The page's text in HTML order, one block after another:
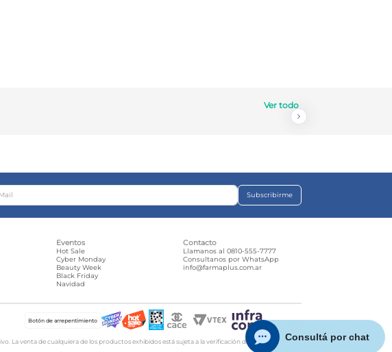
Ver todo
Subscribirme
Eventos
Hot Sale
Cyber Monday
Beauty Week
Black Friday
Navidad
Contacto
Llamanos al 0810-555-7777
Consultanos por WhatsApp
info@farmaplus.com.ar
Botón de arrepentimiento
La venta de cualquiera de los productos exhibidos está sujeta a la verificación de stock y precio. |